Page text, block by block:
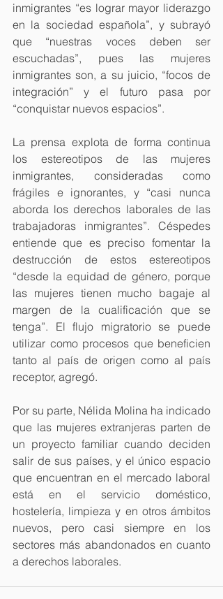
inmigrantes “es lograr mayor liderazgo
en la sociedad española”, y subrayó
que “nuestras voces deben ser
escuchadas”, pues las mujeres
inmigrantes son, a su juicio, “focos de
integración” y el futuro pasa por
“conquistar nuevos espacios”.
La prensa explota de forma continua
los estereotipos de las mujeres
inmigrantes, consideradas como
frágiles e ignorantes, y “casi nunca
aborda los derechos laborales de las
trabajadoras inmigrantes”. Céspedes
entiende que es preciso fomentar la
destrucción de estos estereotipos
“desde la equidad de género, porque
las mujeres tienen mucho bagaje al
margen de la cualificación que se
tenga”. El flujo migratorio se puede
utilizar como procesos que beneficien
tanto al país de origen como al país
receptor, agregó.
Por su parte, Nélida Molina ha indicado
que las mujeres extranjeras parten de
un proyecto familiar cuando deciden
salir de sus países, y el único espacio
que encuentran en el mercado laboral
está en el servicio doméstico,
hostelería, limpieza y en otros ámbitos
nuevos, pero casi siempre en los
sectores más abandonados en cuanto
a derechos laborales.